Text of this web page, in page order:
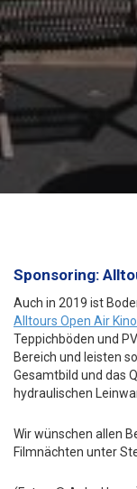
Sponsoring:
Auch in 2019 ist
Alltours Open Air
Teppichböden und
Bereich und leisten
Gesamtbild und das
hydraulischen
Wir wünschen allen
Filmnächten unter